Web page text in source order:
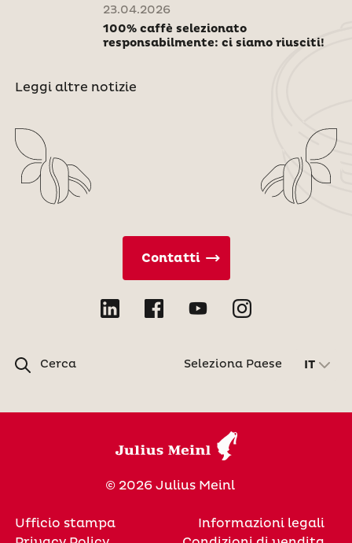
23.04.2026
100% caffè selezionato
responsabilmente: ci siamo riusciti!
Leggi altre notizie
Cerca
Contatti
Seleziona Paese IT
© 2026 Julius Meinl
Ufficio stampa
Informazioni legali